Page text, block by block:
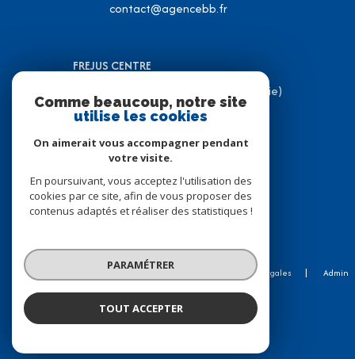
contact@agencebb.fr
FREJUS CENTRE
31 Place J.C Formigé (Place de la Mairie)
83600 Fréjus
contact@agencebb.fr
© 2026 | Tous droits réservés
Nos partenaires Mentions légales
Admin
Comme beaucoup, notre site
utilise les cookies
On aimerait vous accompagner pendant
votre visite.
En poursuivant, vous acceptez l'utilisation des
cookies par ce site, afin de vous proposer des
contenus adaptés et réaliser des statistiques !
PARAMÉTRER
TOUT ACCEPTER